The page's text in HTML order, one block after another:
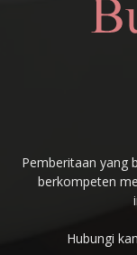
Pemberitaan yang
berkompeten
Hubungi